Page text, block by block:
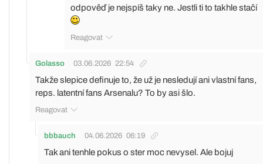
odpověď je nejspíš taky ne. Jestli ti to takhle stačí
Reagovat
Golasso 03.06.2026 22:54
Takže slepice definuje to, že už je nesledují ani vlastní fans,
reps. latentní fans Arsenalu? To by asi šlo.
Reagovat
bbbauch 04.06.2026 06:19
Tak ani tenhle pokus o ster moc nevysel. Ale bojuj